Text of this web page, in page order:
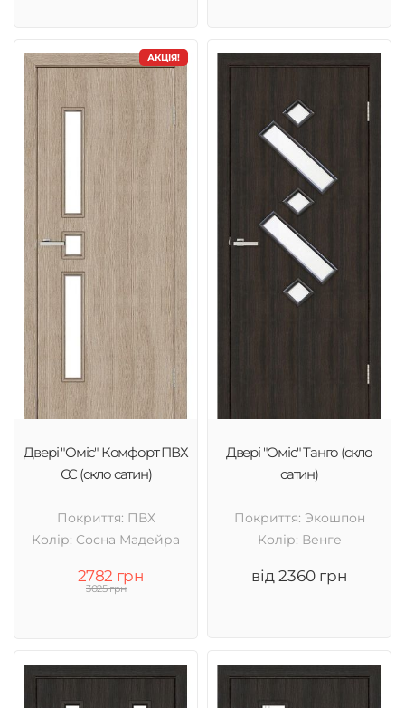
АКЦІЯ!
Двері "Оміс" Комфорт ПВХ
СС (скло сатин)
Покриття: ПВХ
Колір: Cосна Мадейра
2782 грн
3025 грн
Двері "Оміс" Танго (скло
сатин)
Покриття: Экошпон
Колір: Венге
від 2360 грн